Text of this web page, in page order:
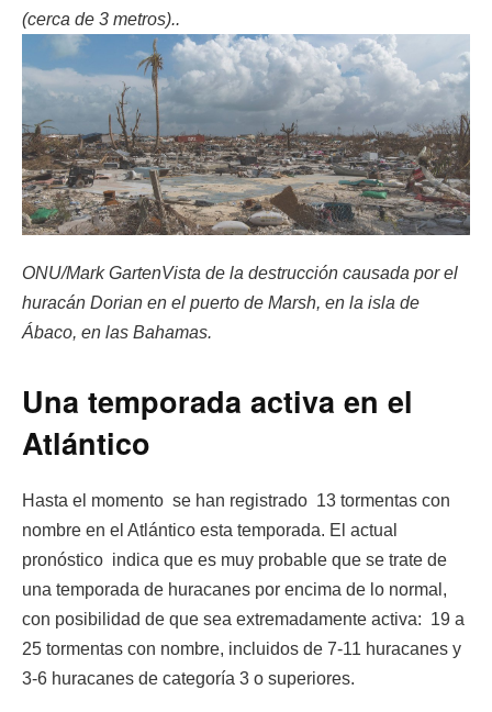
(cerca de 3 metros)..
ONU/Mark GartenVista de la destrucción causada por el
huracán Dorian en el puerto de Marsh, en la isla de
Ábaco, en las Bahamas.
Una temporada activa en el
Atlántico
Hasta el momento se han registrado 13 tormentas con
nombre en el Atlántico esta temporada. El actual
pronóstico indica que es muy probable que se trate de
una temporada de huracanes por encima de lo normal,
con posibilidad de que sea extremadamente activa: 19 a
25 tormentas con nombre, incluidos de 7-11 huracanes y
3-6 huracanes de categoría 3 o superiores.